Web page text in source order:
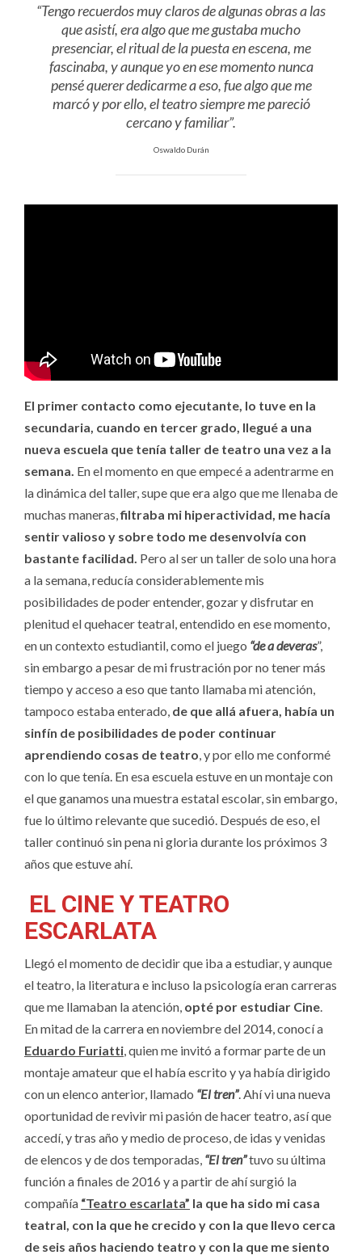
“Tengo recuerdos muy claros de algunas obras a las
que asistí, era algo que me gustaba mucho
presenciar, el ritual de la puesta en escena, me
fascinaba, y aunque yo en ese momento nunca
pensé querer dedicarme a eso, fue algo que me
marcó y por ello, el teatro siempre me pareció
cercano y familiar”.
Oswaldo Durán
El primer contacto como ejecutante, lo tuve en la
secundaria, cuando en tercer grado, llegué a una
nueva escuela que tenía taller de teatro una vez a la
semana. En el momento en que empecé a adentrarme en
la dinámica del taller, supe que era algo que me llenaba de
muchas maneras,filtraba mi hiperactividad, me hacía
sentir valioso y sobre todo me desenvolvía con
bastante facilidad. Pero al ser un taller de solo una hora
a la semana, reducía considerablemente mis
posibilidades de poder entender, gozar y disfrutar en
plenitud el quehacer teatral, entendido en ese momento,
en un contexto estudiantil, como el juego “de a deveras”,
sin embargo a pesar de mi frustración por no tener más
tiempo y acceso a eso que tanto llamaba mi atención,
tampoco estaba enterado, de que allá afuera, había un
sinfín de posibilidades de poder continuar
aprendiendo cosas de teatro , y por ello me conformé
con lo que tenía. En esa escuela estuve en un montaje con
el que ganamos una muestra estatal escolar, sin embargo,
fue lo último relevante que sucedió. Después de eso, el
taller continuó sin pena ni gloria durante los próximos 3
años que estuve ahí.
EL CINE Y TEATRO
ESCARLATA
Llegó el momento de decidir que iba a estudiar, y aunque
el teatro, la literatura e incluso la psicología eran carreras
que me llamaban la atención, opté por estudiar Cine
En mitad de la carrera en noviembre del 2014, conocí a
Eduardo Furiatti , quien me invitó a formar parte de un
montaje amateur que el había escrito y ya había dirigido
con un elenco anterior, llamado “El tren”. Ahí vi una nueva
oportunidad de revivir mi pasión de hacer teatro, así que
accedí, y tras año y medio de proceso, de idas y venidas
de elencos y de dos temporadas, “El tren”tuvo su última
función a finales de 2016 y a partir de ahí surgió la
compañía “Teatro escarlata” la que ha sido mi casa
teatral, con la que he crecido y con la que llevo cerca
de seis años haciendo teatro y con la que me siento